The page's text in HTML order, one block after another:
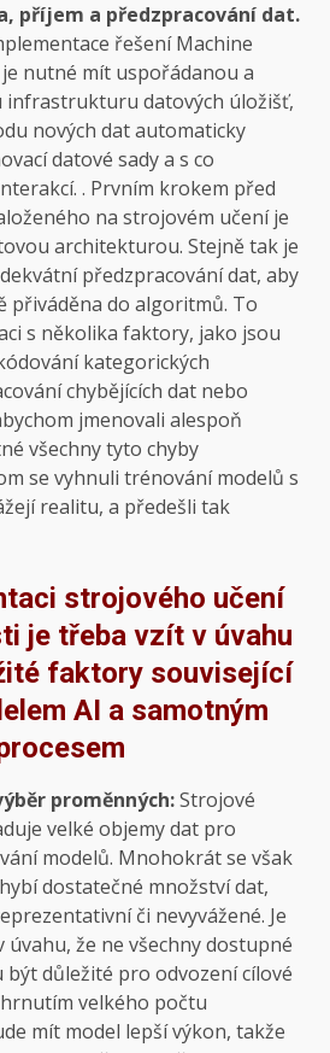
příjem a předzpracování dat.
řešení Machine
nutné mít uspořádanou a
infrastrukturu datových úložišť,
nových dat automaticky
datové sady a s co
. Prvním krokem před
na strojovém učení je
architekturou. Stejně tak je
předzpracování dat, aby
přiváděna do algoritmů. To
s několika faktory, jako jsou
kategorických
chybějících dat nebo
jmenovali alespoň
všechny tyto chyby
se vyhnuli trénování modelů s
realitu, a předešli tak
strojového učení
je třeba vzít v úvahu
faktory související
AI a samotným
proměnných:Strojové
velké objemy dat pro
modelů. Mnohokrát se však
dostatečné množství dat,
či nevyvážené. Je
úvahu, že ne všechny dostupné
důležité pro odvození cílové
velkého počtu
mít model lepší výkon, takže